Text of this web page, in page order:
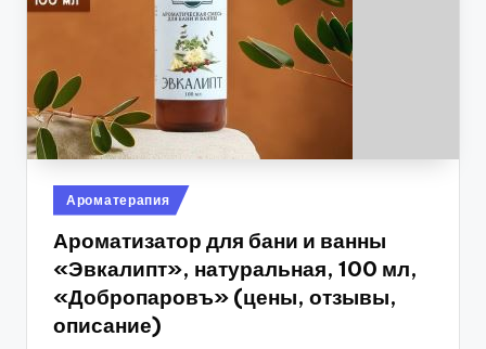
Опубликовано
в
Ароматерапия
Ароматизатор для бани и ванны
«Эвкалипт», натуральная, 100 мл,
«Добропаровъ» (цены, отзывы,
описание)